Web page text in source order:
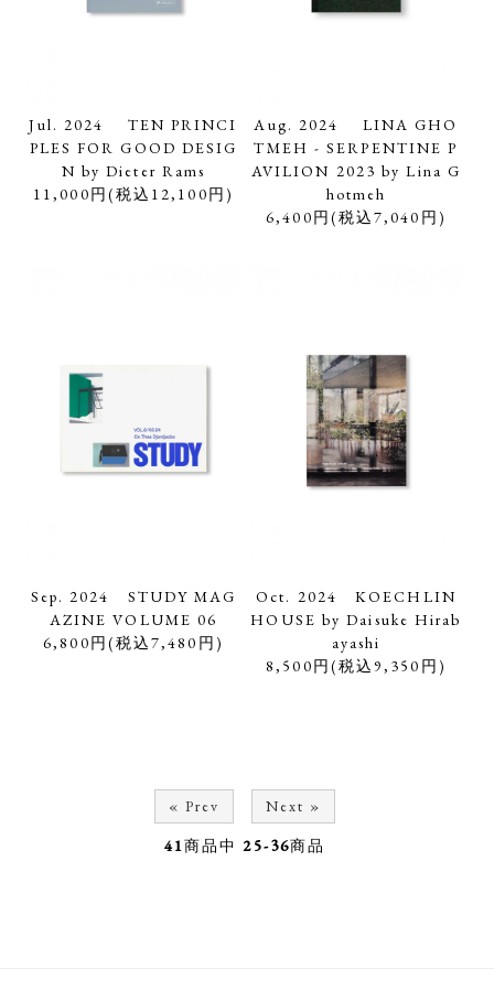
Jul. 2024 TEN PRINCI
PLES FOR GOOD DESIG
N by Dieter Rams
11,000円(税込12,100円)
Aug. 2024 LINA GHO
TMEH - SERPENTINE P
AVILION 2023 by Lina G
hotmeh
6,400円(税込7,040円)
Sep. 2024 STUDY MAG
AZINE VOLUME 06
6,800円(税込7,480円)
Oct. 2024 KOECHLIN
HOUSE by Daisuke Hirab
ayashi
8,500円(税込9,350円)
« Prev
Next »
41商品中 25-36商品